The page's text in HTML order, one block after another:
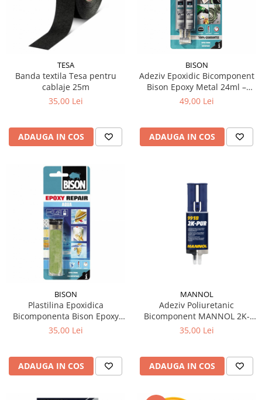
Aditivi Auto
Lichid de Frana
Lichid de Parbriz
Ulei Cutie de Viteze
Uleiuri Hidraulice
Vaselina si Lubrifianti Auto
TESA
Banda textila Tesa pentru
cablaje 25m
35,00 Lei
ADAUGA IN COS
BISON
Adeziv Epoxidic Bicomponent
Bison Epoxy Metal 24ml –
Rezistenta Extrema 220
49,00 Lei
ADAUGA IN COS
BISON
Plastilina Epoxidica
Bicomponenta Bison Epoxy
Repair Aqua – Repara sub
35,00 Lei
ADAUGA IN COS
MANNOL
Adeziv Poliuretanic
Bicomponent MANNOL 2K-
PUR, 24 ml - Lipire, Reparații,
35,00 Lei
ADAUGA IN COS